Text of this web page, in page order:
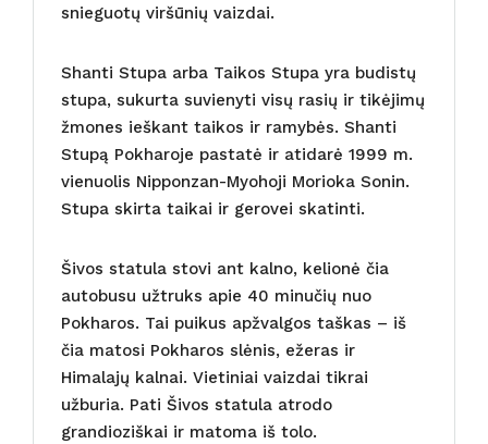
snieguotų viršūnių vaizdai.
Shanti Stupa arba Taikos Stupa yra budistų
stupa, sukurta suvienyti visų rasių ir tikėjimų
žmones ieškant taikos ir ramybės. Shanti
Stupą Pokharoje pastatė ir atidarė 1999 m.
vienuolis Nipponzan-Myohoji Morioka Sonin.
Stupa skirta taikai ir gerovei skatinti.
Šivos statula stovi ant kalno, kelionė čia
autobusu užtruks apie 40 minučių nuo
Pokharos. Tai puikus apžvalgos taškas – iš
čia matosi Pokharos slėnis, ežeras ir
Himalajų kalnai. Vietiniai vaizdai tikrai
užburia. Pati Šivos statula atrodo
grandioziškai ir matoma iš tolo.